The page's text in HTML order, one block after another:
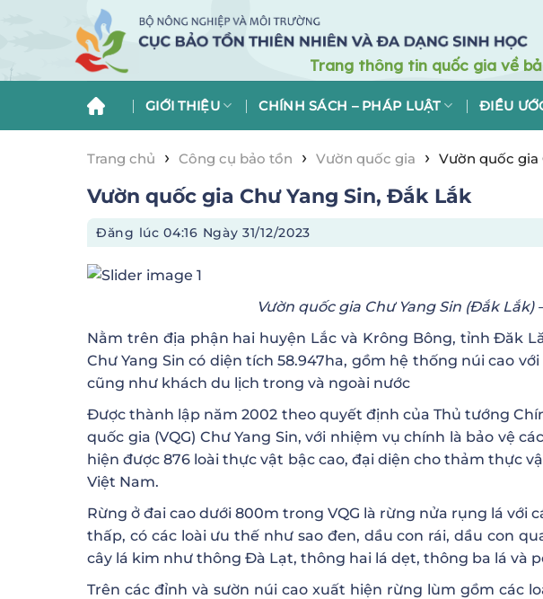
GIỚI THIỆU CHÍNH SÁCH – PHÁP LUẬT ĐIỀU
Trang chủ › Công cụ bảo tồn › Vườn quốc gia › Vườn quốc gia
Vườn quốc gia Chư Yang Sin, Đắk Lắk
Đăng lúc04:16 Ngày 31/12/2023
Vườn quốc gia Chư Yang Sin (Đắk
Nằm trên địa phận hai huyện Lắc và Krông Bông, tỉnh Đăk
Chư Yang Sin có diện tích 58.947ha, gồm hệ thống núi cao
cũng như khách du lịch trong và ngoài nước
Được thành lập năm 2002 theo quyết định của Thủ tướng
quốc gia (VQG) Chư Yang Sin, với nhiệm vụ chính là bảo vệ
hiện được 876 loài thực vật bậc cao, đại diện cho thảm thực
Việt Nam.
Rừng ở đai cao dưới 800m trong VQG là rừng nửa rụng lá với
thấp, có các loài ưu thế như sao đen, dầu con rái, dầu con
cây lá kim như thông Đà Lạt, thông hai lá dẹt, thông ba lá và
Trên các đỉnh và sườn núi cao xuất hiện rừng lùm gồm các